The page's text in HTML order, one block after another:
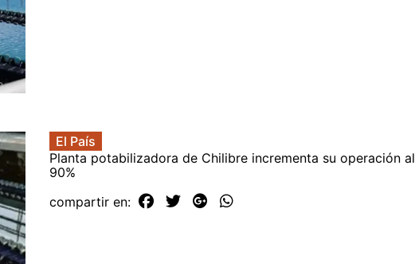
El País
Planta potabilizadora de Chilibre incrementa su operación al
90%
compartir en: